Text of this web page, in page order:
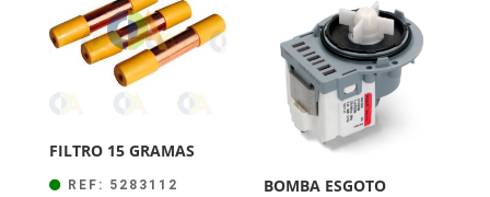
FILTRO 15 GRAMAS
REF: 5283112
BOMBA ESGOTO